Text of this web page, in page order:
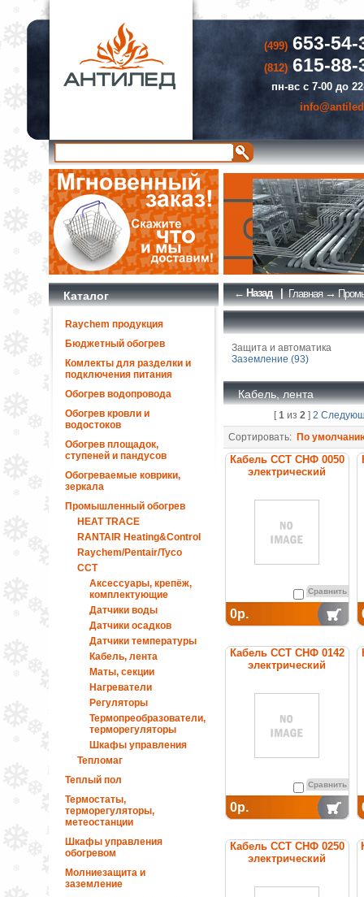
(499)653-54-
(812)615-88-
пн-вс с 7-00 до
Каталог
Raychem продукция
Бюджетный обогрев
Комлекты для разделки и
подключения питания
Обогрев водопровода
Обогрев кровли и
водостоков
Обогрев площадок,
ступеней и пандусов
Обогреваемые коврики,
зеркала
Промышленный обогрев
HEAT TRACE
RANTAIR Heating&Control
Raychem/Pentair/Tyco
ССТ
Аксессуары, крепёж,
комплектующие
Датчики воды
Датчики осадков
Датчики температуры
Кабель, лента
Маты, секции
Нагреватели
Регуляторы
Термопреобразователи,
терморегуляторы
Шкафы управления
Тепломаг
Теплый пол
Термостаты,
терморегуляторы,
метеостанции
Шкафы управления
обогревом
Молниезащита и
заземление
← Назад | Главная→
Защита и автоматика
Заземление (93)
Кабель, лента
[1из 2] 2
Сортировать: По
Кабель ССТ СНФ 0050
электрический
Сравнить
0р.
Кабель ССТ СНФ 0142
электрический
Сравнить
0р.
Кабель ССТ СНФ 0250
электрический